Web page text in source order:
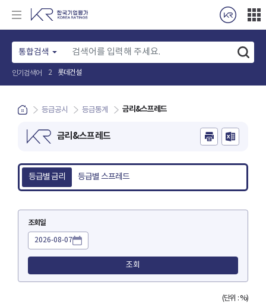
통합검색
인기검색어 2 롯데건설
등급공시 등급통계 금리&스프레드
금리&스프레드
등급별 금리 등급별 스프레드
조회일
조회
(단위 : %)